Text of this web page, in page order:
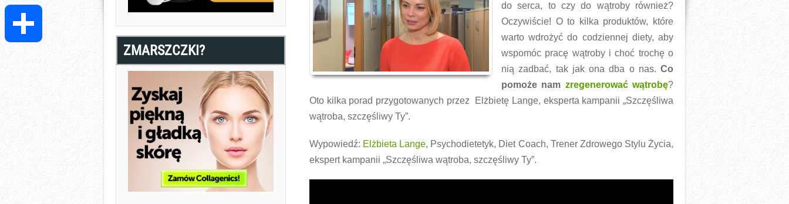
do serca, to czy do wątroby również?
Oczywiście! O to kilka produktów, które
warto wdrożyć do codziennej diety, aby
wspomóc pracę wątroby i choć trochę o
nią zadbać, tak jak ona dba o nas. Co
pomoże nam zregenerować wątrobę?
Oto kilka porad przygotowanych przez Elżbietę Lange, eksperta kampanii „Szczęśliwa
wątroba, szczęśliwy Ty”.
Wypowiedź: Elżbieta Lange, Psychodietetyk, Diet Coach, Trener Zdrowego Stylu Życia,
ekspert kampanii „Szczęśliwa wątroba, szczęśliwy Ty”.
ZMARSZCZKI?